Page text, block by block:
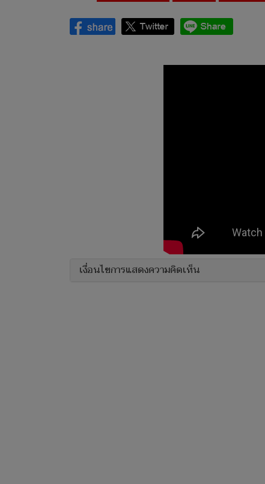
เงื่อนไขการแสดงความคิดเห็น